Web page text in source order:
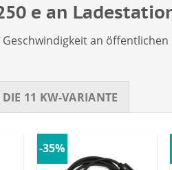
e an
an
DIE 11 KW-VARIANTE
-35%